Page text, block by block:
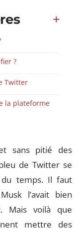
?
Twitter
la plateforme
sans pitié des
de Twitter se
temps. Il faut
l’avait bien
Mais voilà que
mettre des